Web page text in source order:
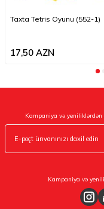
Taxta Tetris Oyunu (552-1)
17,50 AZN
Kampaniya və
Kampaniya və